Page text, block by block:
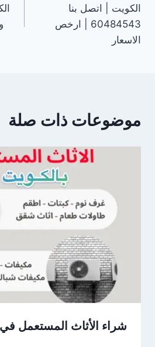
الكويت | اتصل بنا
60484543 | ارخص
الاسعار
موضوعات ذات صلة
شراء الأثاث المستعمل في